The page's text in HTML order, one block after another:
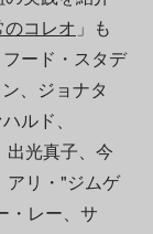
コレオ 」も
ード・スタデ
、ジョナタ
ルド、
出光真子、今
アリ・"ジムゲ
・レー、サ